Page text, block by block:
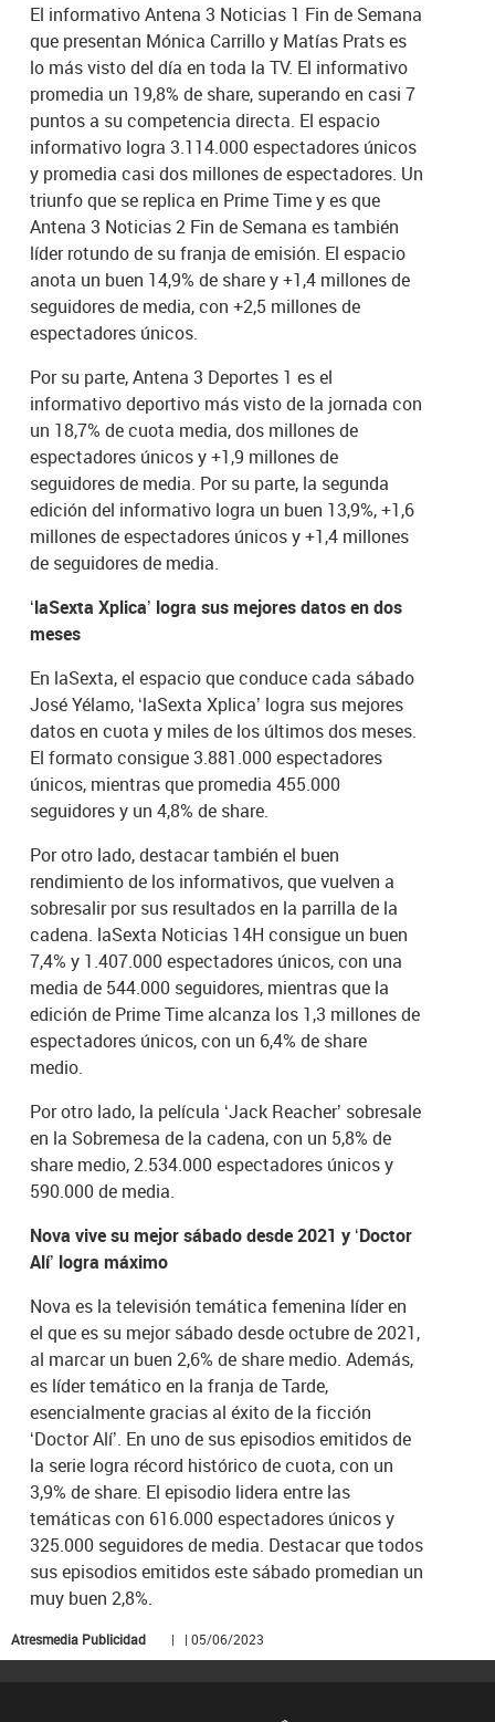
El informativo Antena 3 Noticias 1 Fin de Semana
que presentan Mónica Carrillo y Matías Prats es
lo más visto del día en toda la TV. El informativo
promedia un 19,8% de share, superando en casi 7
puntos a su competencia directa. El espacio
informativo logra 3.114.000 espectadores únicos
y promedia casi dos millones de espectadores. Un
triunfo que se replica en Prime Time y es que
Antena 3 Noticias 2 Fin de Semana es también
líder rotundo de su franja de emisión. El espacio
anota un buen 14,9% de share y +1,4 millones de
seguidores de media, con +2,5 millones de
espectadores únicos.
Por su parte, Antena 3 Deportes 1 es el
informativo deportivo más visto de la jornada con
un 18,7% de cuota media, dos millones de
espectadores únicos y +1,9 millones de
seguidores de media. Por su parte, la segunda
edición del informativo logra un buen 13,9%, +1,6
millones de espectadores únicos y +1,4 millones
de seguidores de media.
‘laSexta Xplica’ logra sus mejores datos en dos
meses
En laSexta, el espacio que conduce cada sábado
José Yélamo, ‘laSexta Xplica’ logra sus mejores
datos en cuota y miles de los últimos dos meses.
El formato consigue 3.881.000 espectadores
únicos, mientras que promedia 455.000
seguidores y un 4,8% de share.
Por otro lado, destacar también el buen
rendimiento de los informativos, que vuelven a
sobresalir por sus resultados en la parrilla de la
cadena. laSexta Noticias 14H consigue un buen
7,4% y 1.407.000 espectadores únicos, con una
media de 544.000 seguidores, mientras que la
edición de Prime Time alcanza los 1,3 millones de
espectadores únicos, con un 6,4% de share
medio.
Por otro lado, la película ‘Jack Reacher’ sobresale
en la Sobremesa de la cadena, con un 5,8% de
share medio, 2.534.000 espectadores únicos y
590.000 de media.
Nova vive su mejor sábado desde 2021 y ‘Doctor
Alí’ logra máximo
Nova es la televisión temática femenina líder en
el que es su mejor sábado desde octubre de 2021,
al marcar un buen 2,6% de share medio. Además,
es líder temático en la franja de Tarde,
esencialmente gracias al éxito de la ficción
‘Doctor Alí’. En uno de sus episodios emitidos de
la serie logra récord histórico de cuota, con un
3,9% de share. El episodio lidera entre las
temáticas con 616.000 espectadores únicos y
325.000 seguidores de media. Destacar que todos
sus episodios emitidos este sábado promedian un
muy buen 2,8%.
Atresmedia Publicidad | | 05/06/2023